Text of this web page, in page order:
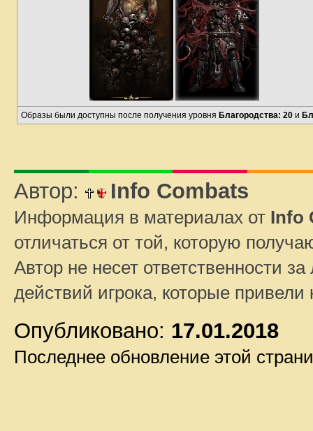
Образы были доступны после получения уровня Благородства: 20 и
Автор: Info Combats
Информация в материалах от Info
отличаться от той, которую
Автор не несет ответственности
действий игрока, которые
Опубликовано: 17.01.2018
Последнее обновление этой